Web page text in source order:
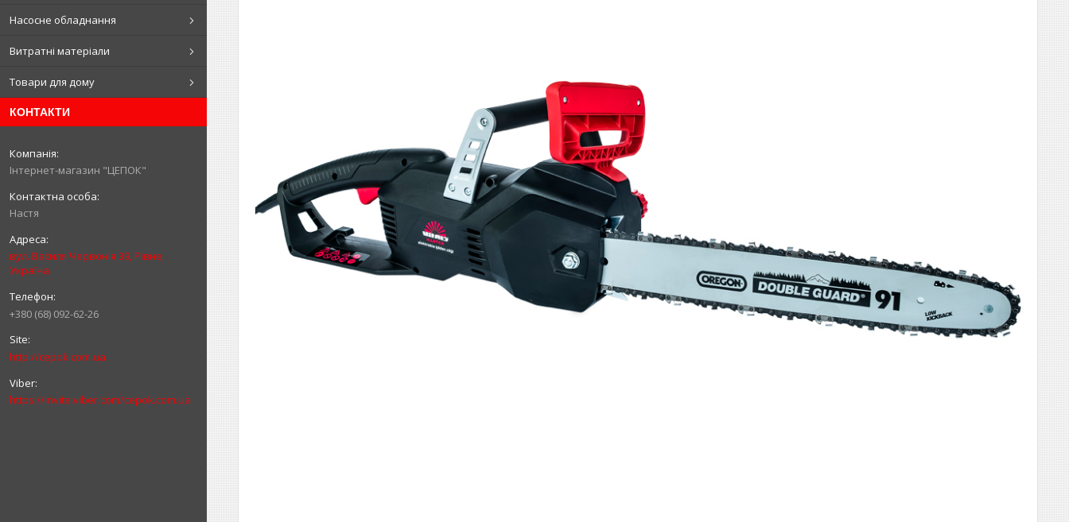
Насосне обладнання
Витратні матеріали
Товари для дому
КОНТАКТИ
Інтернет-магазин "ЦЕПОК"
Настя
вул. Василя Червонія 39, Рівне,
Україна
+380 (68) 092-62-26
http://cepok.com.ua
https://invite.viber.com/cepok.com.ua